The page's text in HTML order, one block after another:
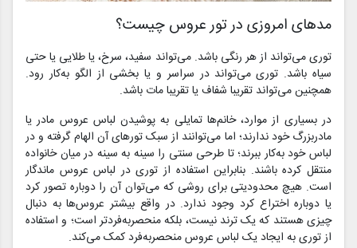
مدهای امروزی در تور عروس چیست؟
توری می‌تواند از هر رنگی باشد. می‌تواند سفید، سرخ، یا طلایی یا حتی
سیاه باشد. توری می‌تواند در سراسر و یا بخشی از الگو به‌کار رود.
همچنین می‌تواند تقریبا شفاف یا تقریبا مات باشد.
در بسیاری از موارد، خانم‌ها تمایلی به پوشیدن لباس عروس مادر یا
مادربزرگ خود ندارند؛ اما می‌توانند از سبک تورهای آن الهام گرفته و در
لباس خود به‌کار ببرند؛ تا طرحی سنتی را سینه به سینه در میان خانواده
منتقل کرده باشند. بنابراین استفاده از توری در لباس عروس ماندگار
است. هیچ محدودیتی برای روشی که می‌توان آن را دوباره تصور کرد
یا دوباره اختراع کرد وجود ندارد. در واقع بیشتر عروس‌ها به دنبال
چیزی هستند که یک ترند نیست، بلکه منحصربه‌فردتر است؛ و استفاده
از توری به ایجاد یک لباس عروس منحصربه‌فرد کمک می‌کند.